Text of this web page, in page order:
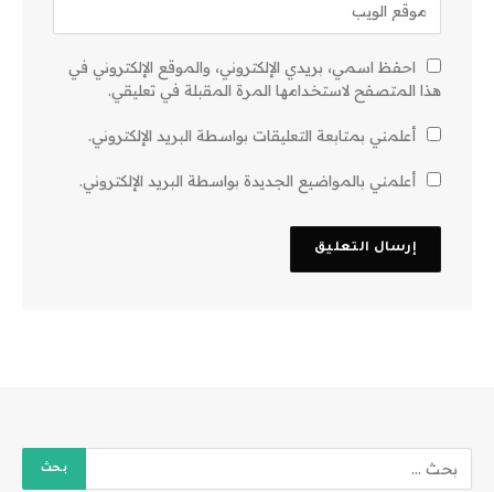
احفظ اسمي، بريدي الإلكتروني، والموقع الإلكتروني في
هذا المتصفح لاستخدامها المرة المقبلة في تعليقي.
أعلمني بمتابعة التعليقات بواسطة البريد الإلكتروني.
أعلمني بالمواضيع الجديدة بواسطة البريد الإلكتروني.